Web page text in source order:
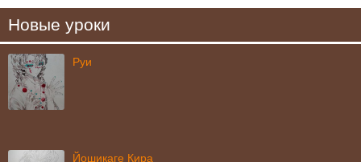
Новые уроки
Руи
Йошикаге Кира